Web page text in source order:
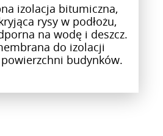
izolacja bitumiczna,
rysy w podłożu,
na wodę i deszcz.
do izolacji
budynków.